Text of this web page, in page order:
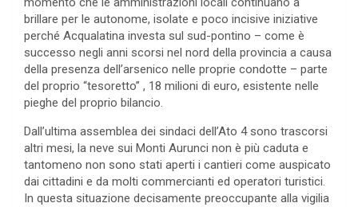
brillare per le autonome, isolate e poco incisive iniziative
perché Acqualatina investa sul sud-pontino – come è
successo negli anni scorsi nel nord della provincia a causa
della presenza dell’arsenico nelle proprie condotte – parte
del proprio “tesoretto” , 18 milioni di euro, esistente nelle
pieghe del proprio bilancio.
Dall’ultima assemblea dei sindaci dell’Ato 4 sono trascorsi
altri mesi, la neve sui Monti Aurunci non è più caduta e
tantomeno non sono stati aperti i cantieri come auspicato
dai cittadini e da molti commercianti ed operatori turistici.
In questa situazione decisamente preoccupante alla vigilia